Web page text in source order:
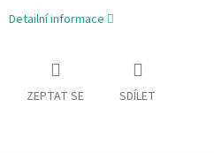
Detailní informace
ZEPTAT SE SDÍLET